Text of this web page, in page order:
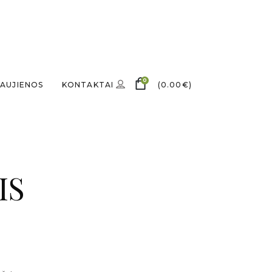
KONTAKTAI 0 (0.00 €)